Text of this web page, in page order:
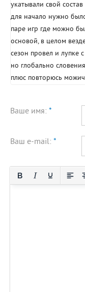
укатывали свой
для начало нужно
паре игр где можно
основой, в целом
сезон провел и лупке
но глобально
плюс повторюсь можич
Ваше имя: *
Ваш e-mail: *